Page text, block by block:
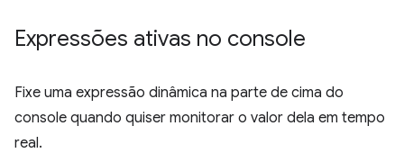
Expressões ativas no console
Fixe uma expressão dinâmica na parte de cima do
console quando quiser monitorar o valor dela em tempo
real.